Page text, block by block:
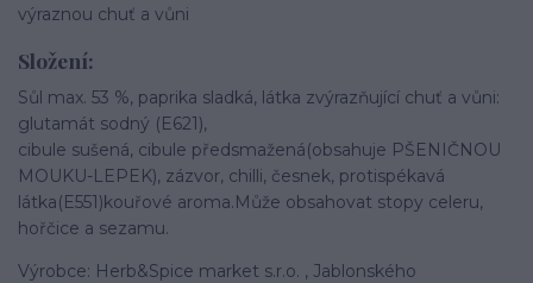
výraznou chuť a vůni
Složení:
Sůl max. 53 %, paprika sladká, látka zvýrazňující chuť a vůni:
glutamát sodný (E621),
cibule sušená, cibule předsmažená(obsahuje PŠENIČNOU
MOUKU-LEPEK), zázvor, chilli, česnek, protispékavá
látka(E551)kouřové aroma.Může obsahovat stopy celeru,
hořčice a sezamu.
Výrobce: Herb&Spice market s.r.o. , Jablonského